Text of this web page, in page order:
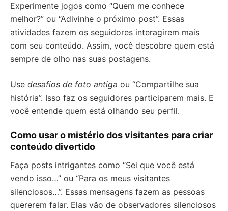
Experimente jogos como “Quem me conhece
melhor?” ou “Adivinhe o próximo post”. Essas
atividades fazem os seguidores interagirem mais
com seu conteúdo. Assim, você descobre quem está
sempre de olho nas suas postagens.
Use desafios de foto antiga ou “Compartilhe sua
história”. Isso faz os seguidores participarem mais. E
você entende quem está olhando seu perfil.
Como usar o mistério dos visitantes para criar
conteúdo divertido
Faça posts intrigantes como “Sei que você está
vendo isso…” ou “Para os meus visitantes
silenciosos…”. Essas mensagens fazem as pessoas
quererem falar. Elas vão de observadores silenciosos